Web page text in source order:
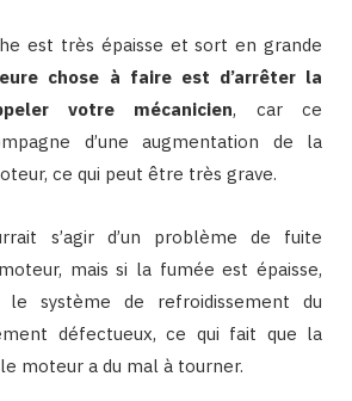
est très épaisse et sort en grande
chose à faire est d’arrêter la
votre mécanicien, car ce
d’une augmentation de la
ce qui peut être très grave.
s’agir d’un problème de fuite
mais si la fumée est épaisse,
système de refroidissement du
défectueux, ce qui fait que la
moteur a du mal à tourner.